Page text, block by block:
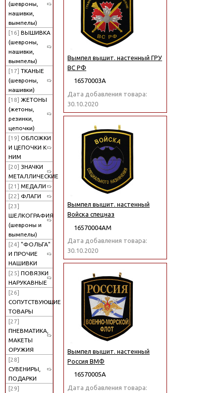
(шевроны,
нашивки,
вымпелы)
[16] ВЫШИВКА
(шевроны,
нашивки,
вымпелы)
[17] ТКАНЫЕ
(шевроны,
нашивки)
[18] ЖЕТОНЫ
(жетоны,
резинки,
цепочки)
[19] ОБЛОЖКИ
И ЦЕПОЧКИ К
НИМ
[20] ЗНАЧКИ
МЕТАЛЛИЧЕСКИЕ
[21] МЕДАЛИ
[22] ФЛАГИ
[23]
ШЕЛКОГРАФИЯ
(шевроны и
вымпелы)
[24] "ФОЛЬГА"
И ПРОЧИЕ
НАШИВКИ
[25] ПОВЯЗКИ
НАРУКАВНЫЕ
[26]
СОПУТСТВУЮЩИЕ
ТОВАРЫ
[27]
ПНЕВМАТИКА,
МАКЕТЫ
ОРУЖИЯ
[28]
СУВЕНИРЫ,
ПОДАРКИ
[29]
Вымпел вышит. настенный ГРУ
ВС РФ
16570003А
Дата добавления товара:
30.10.2020
Вымпел вышит. настенный
Войска спецназ
16570004АМ
Дата добавления товара:
30.10.2020
Вымпел вышит. настенный
Россия ВМФ
16570005А
Дата добавления товара: